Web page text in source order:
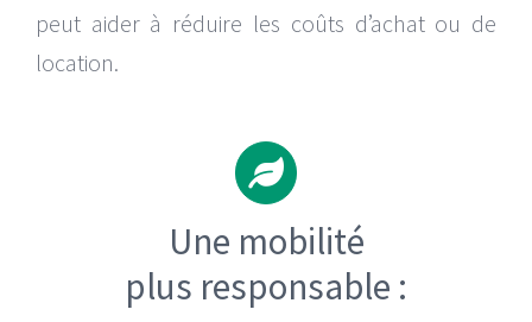
peut aider à réduire les coûts d’achat ou de
location.
Une mobilité
plus responsable :